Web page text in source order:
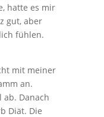
hatte es mir
gut, aber
fühlen.
mit meiner
an.
ab. Danach
Diät. Die